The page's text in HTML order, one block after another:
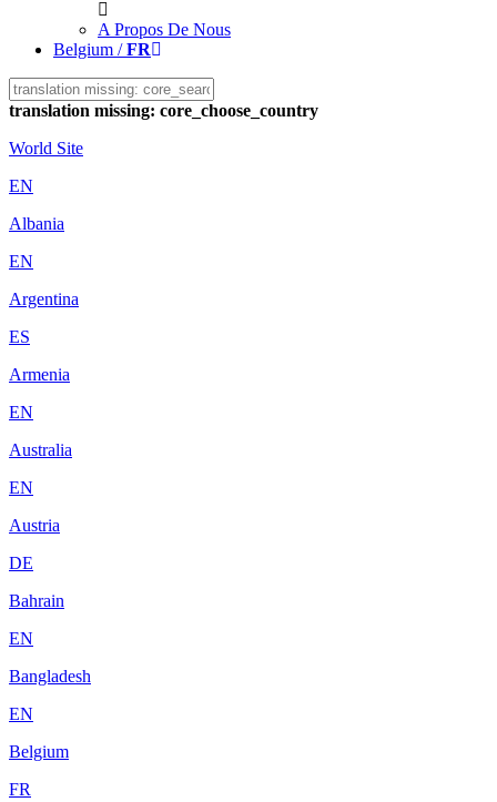
A Propos De Nous
Belgium /FR
translation missing: core_choose_country
World Site
EN
Albania
EN
Argentina
ES
Armenia
EN
Australia
EN
Austria
DE
Bahrain
EN
Bangladesh
EN
Belgium
FR